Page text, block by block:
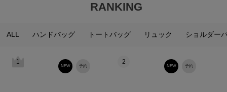
RANKING
ALL ハンドバッグ トートバッグ リュック ショルダー
1
予約
NEW
2
予約
NEW